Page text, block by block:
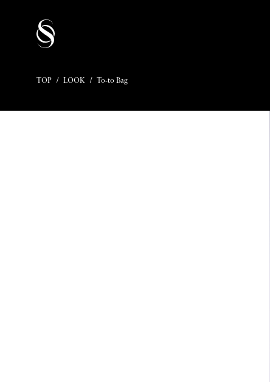
TOP / LOOK / To-to Bag